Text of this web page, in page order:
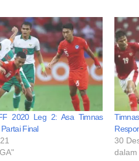
2020 Leg 2: Asa Timnas
Final
30
dalam